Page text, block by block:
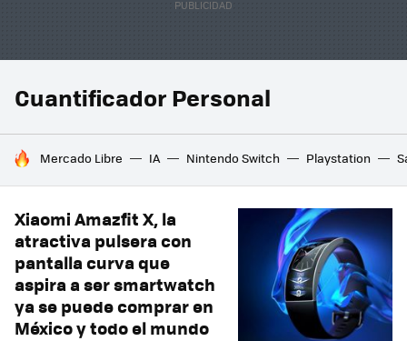
Cuantificador Personal
HOY SE HABLA DE
Mercado Libre IA Nintendo Switch Playstation
Xiaomi Amazfit X, la
atractiva pulsera con
pantalla curva que
aspira a ser smartwatch
ya se puede comprar en
México y todo el mundo